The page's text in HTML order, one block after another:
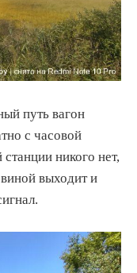
путь вагон
с часовой
никого нет,
выходит и